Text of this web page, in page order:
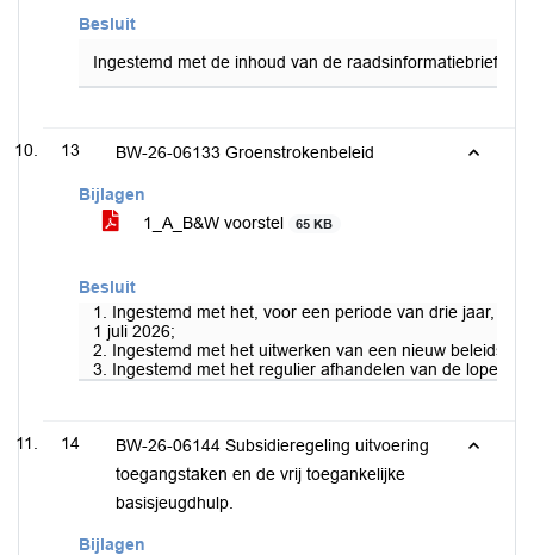
Besluit
Ingestemd met de inhoud van de raadsinformatiebrief en
13 BW-26-06133 Groenstrokenbeleid
Bijlagen
1_A_B&W voorstel
65 KB
Besluit
1. Ingestemd met het, voor een periode van drie jaar,
1 juli 2026;
2. Ingestemd met het uitwerken van een nieuw
3. Ingestemd met het regulier afhandelen van de
14
BW-26-06144 Subsidieregeling uitvoering
toegangstaken en de vrij toegankelijke
basisjeugdhulp.
Bijlagen